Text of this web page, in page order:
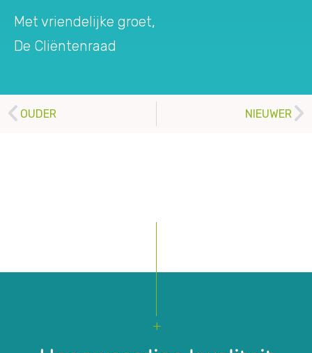
Met vriendelijke groet,
De Cliëntenraad
OUDER NIEUWER